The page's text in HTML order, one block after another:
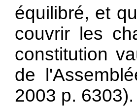
équilibré, et
couvrir les
constitution
de
2003 p. 6303).